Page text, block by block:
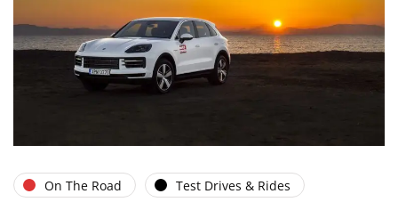
On The Road Test Drives & Rides